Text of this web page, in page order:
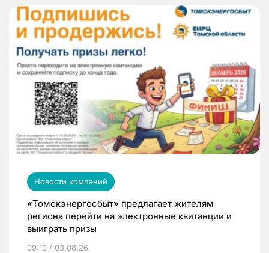
Новости компаний
«Томскэнергосбыт» предлагает жителям
региона перейти на электронные квитанции и
выиграть призы
09:10 / 03.08.26